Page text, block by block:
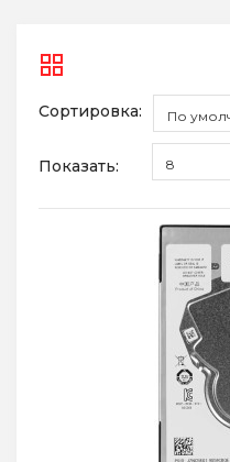
Сортировка: По
Показать: 8